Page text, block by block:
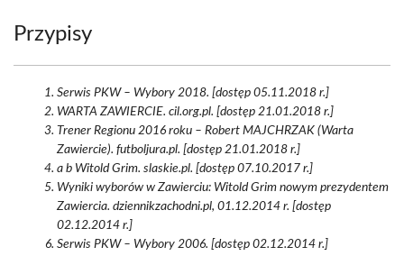
Przypisy
Serwis PKW – Wybory 2018. [dostęp 05.11.2018 r.]
WARTA ZAWIERCIE. cil.org.pl. [dostęp 21.01.2018 r.]
Trener Regionu 2016 roku – Robert MAJCHRZAK (Warta
Zawiercie). futboljura.pl. [dostęp 21.01.2018 r.]
a b Witold Grim. slaskie.pl. [dostęp 07.10.2017 r.]
Wyniki wyborów w Zawierciu: Witold Grim nowym prezydentem
Zawiercia. dziennikzachodni.pl, 01.12.2014 r. [dostęp
02.12.2014 r.]
Serwis PKW – Wybory 2006. [dostęp 02.12.2014 r.]